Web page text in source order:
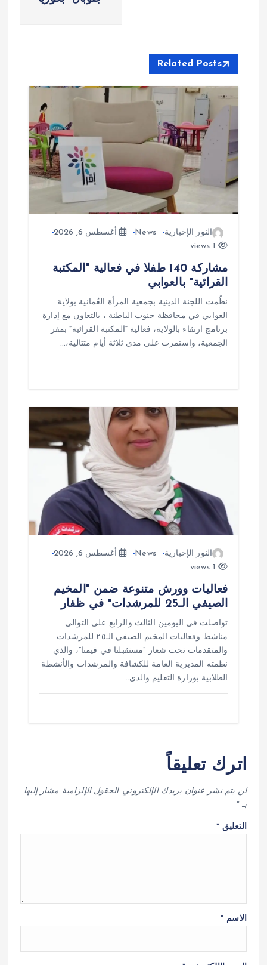
م
ق
Related Posts
النور الإخبارية News
أغسطس 6, 2026
1 views
مشاركة 140 طفلا في فعالية "المكتبة
القرائية" بالعوابي
نظّمت اللجنة الدينية بجمعية المرأة العُمانية بولاية
العوابي في محافظة جنوب الباطنة ، بالتعاون مع إدارة
برنامج ارتقاء بالولاية، فعالية “المكتبة القرائية” بمقر
الجمعية، واستمرت على مدى ثلاثة أيام متتالية،…
النور الإخبارية News
أغسطس 6, 2026
1 views
فعاليات وورش متنوعة ضمن "المخيم
الصيفي الـ25 للمرشدات" في ظفار
تواصلت في اليومين الثالث والرابع على التوالي
مناشط وفعاليات المخيم الصيفي الـ٢٥ للمرشدات
والمتقدمات تحت شعار “مستقبلنا في قيمنا”، والذي
نظمته المديرية العامة للكشافة والمرشدات والأنشطة
الطلابية بوزارة التعليم والذي…
اترك تعليقاً
لن يتم نشر عنوان بريدك الإلكتروني. الحقول الإلزامية مشار إليها
بـ*
التعليق*
الاسم *